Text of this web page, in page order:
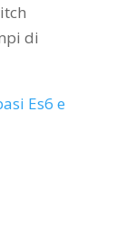
di
Es6 e